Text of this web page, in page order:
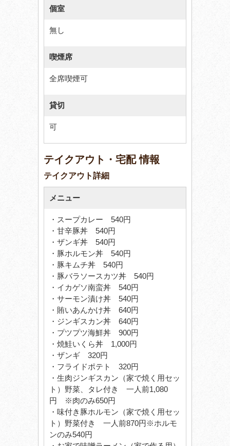
個室
無し
喫煙席
全席喫煙可
貸切
可
テイクアウト・宅配 情報
テイクアウト詳細
メニュー
・スープカレー 540円
・甘辛豚丼 540円
・ザンギ丼 540円
・豚ホルモン丼 540円
・豚キムチ丼 540円
・豚バラソースカツ丼 540円
・イカゲソ南蛮丼 540円
・サーモン漬け丼 540円
・賄いあんかけ丼 640円
・ジンギスカン丼 640円
・プツプツ海鮮丼 900円
・焼鮭いくら丼 1,000円
・ザンギ 320円
・フライドポテト 320円
・生肉ジンギスカン（家で焼く用セッ
ト）野菜、タレ付き 一人前1,080
円 ※肉のみ650円
・味付き豚ホルモン（家で焼く用セッ
ト）野菜付き 一人前870円※ホルモ
ンのみ540円